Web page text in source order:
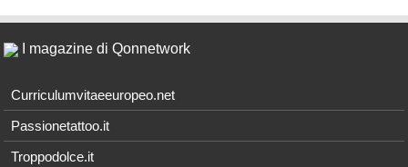
I magazine di Qonnetwork
Curriculumvitaeeuropeo.net
Passionetattoo.it
Troppodolce.it